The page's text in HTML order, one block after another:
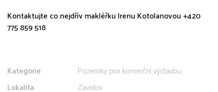
Kontaktujte co nejdřív makléřku Irenu Kotolanovou +420
775 859 518
Kategorie
Pozemky pro komerční výstavbu
Lokalita
Zavidov